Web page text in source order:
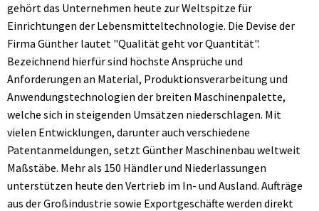
gehört das Unternehmen heute zur Weltspitze für
Einrichtungen der Lebensmitteltechnologie. Die Devise der
Firma Günther lautet "Qualität geht vor Quantität".
Bezeichnend hierfür sind höchste Ansprüche und
Anforderungen an Material, Produktionsverarbeitung und
Anwendungstechnologien der breiten Maschinenpalette,
welche sich in steigenden Umsätzen niederschlagen. Mit
vielen Entwicklungen, darunter auch verschiedene
Patentanmeldungen, setzt Günther Maschinenbau weltweit
Maßstäbe. Mehr als 150 Händler und Niederlassungen
unterstützen heute den Vertrieb im In- und Ausland. Aufträge
aus der Großindustrie sowie Exportgeschäfte werden direkt